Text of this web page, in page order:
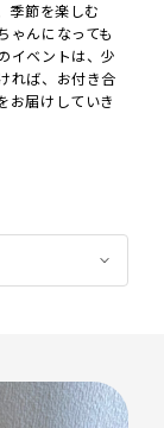
季節を楽しむ
ゃんになっても
イベントは、少
れば、お付き合
お届けしていき